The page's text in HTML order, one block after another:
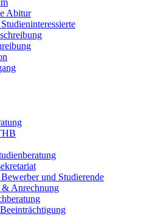
Abitur
und Studierende
Anrechnung